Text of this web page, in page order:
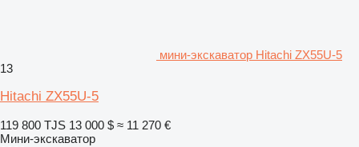
мини-экскаватор Hitachi ZX55U-5
13
Hitachi ZX55U-5
119 800 TJS 13 000 $ ≈ 11 270 €
Мини-экскаватор